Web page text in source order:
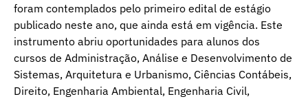
foram contemplados pelo primeiro edital de estágio
publicado neste ano, que ainda está em vigência. Este
instrumento abriu oportunidades para alunos dos
cursos de Administração, Análise e Desenvolvimento de
Sistemas, Arquitetura e Urbanismo, Ciências Contábeis,
Direito, Engenharia Ambiental, Engenharia Civil,